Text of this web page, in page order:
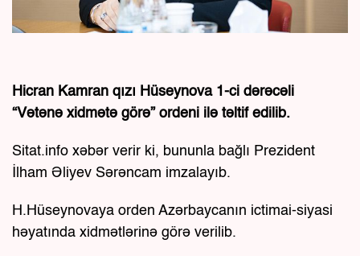
Hicran Kamran qızı Hüseynova 1-ci dərəcəli
“Vətənə xidmətə görə” ordeni ilə təltif edilib.
Sitat.info xəbər verir ki, bununla bağlı Prezident
İlham Əliyev Sərəncam imzalayıb.
H.Hüseynovaya orden Azərbaycanın ictimai-siyasi
həyatında xidmətlərinə görə verilib.